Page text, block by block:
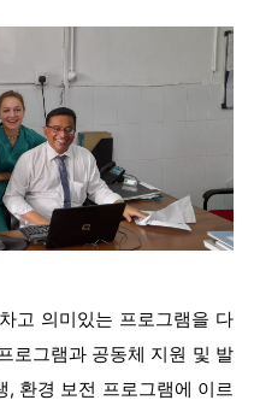
고 의미있는 프로그램을 다
로그램과 공동체 지원 및 발
, 환경 보전 프로그램에 이르